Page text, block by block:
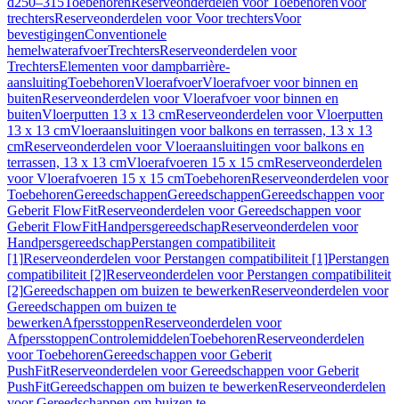
trechtersReserveonderdelen voor Voor trechtersVoor
bevestigingenConventionele
hemelwaterafvoerTrechtersReserveonderdelen voor
TrechtersElementen voor dampbarrière-
aansluitingToebehorenVloerafvoerVloerafvoer voor binnen en
buitenReserveonderdelen voor Vloerafvoer voor binnen en
buitenVloerputten 13 x 13 cmReserveonderdelen voor Vloerputten
13 x 13 cmVloeraansluitingen voor balkons en terrassen, 13 x 13
cmReserveonderdelen voor Vloeraansluitingen voor balkons en
terrassen, 13 x 13 cmVloerafvoeren 15 x 15 cmReserveonderdelen
voor Vloerafvoeren 15 x 15 cmToebehorenReserveonderdelen voor
ToebehorenGereedschappenGereedschappenGereedschappen voor
Geberit FlowFitReserveonderdelen voor Gereedschappen voor
Geberit FlowFitHandpersgereedschapReserveonderdelen voor
HandpersgereedschapPerstangen compatibiliteit
[1]Reserveonderdelen voor Perstangen compatibiliteit [1]Perstangen
compatibiliteit [2]Reserveonderdelen voor Perstangen compatibiliteit
[2]Gereedschappen om buizen te bewerkenReserveonderdelen voor
Gereedschappen om buizen te
bewerkenAfpersstoppenReserveonderdelen voor
AfpersstoppenControlemiddelenToebehorenReserveonderdelen
voor ToebehorenGereedschappen voor Geberit
PushFitReserveonderdelen voor Gereedschappen voor Geberit
PushFitGereedschappen om buizen te bewerkenReserveonderdelen